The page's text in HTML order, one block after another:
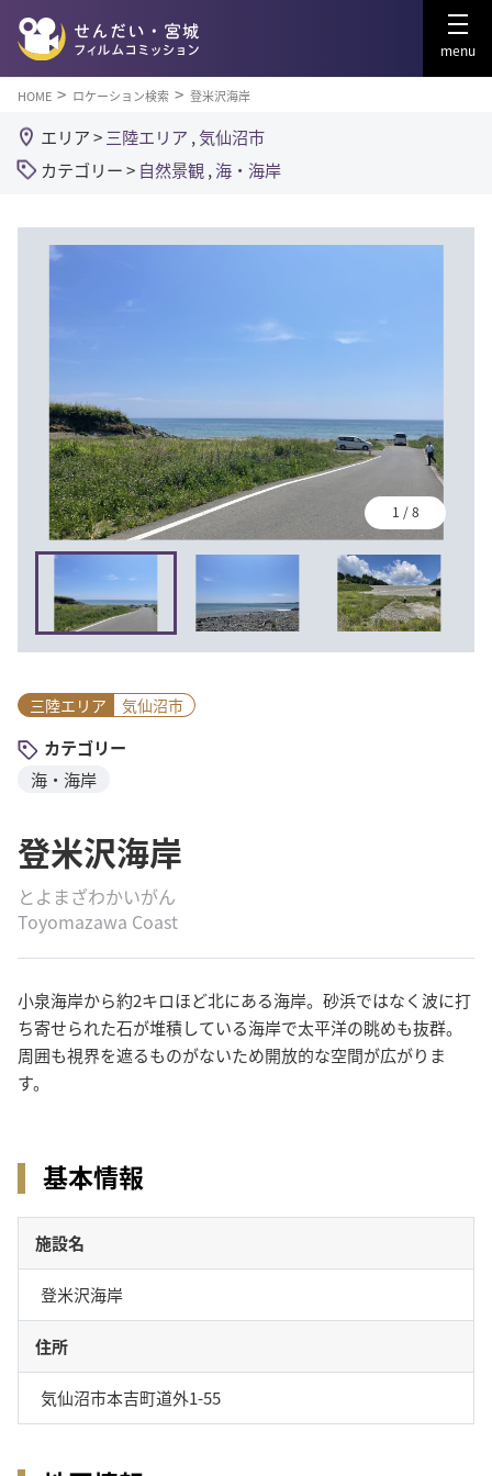
menu
HOME ロケーション検索 登米沢海岸
エリア > 三陸エリア , 気仙沼市
カテゴリー > 自然景観 , 海・海岸
1 /8
三陸エリア 気仙沼市
カテゴリー
海・海岸
登米沢海岸
とよまざわかいがん
Toyomazawa Coast
小泉海岸から約2キロほど北にある海岸。砂浜ではなく波に打
ち寄せられた石が堆積している海岸で太平洋の眺めも抜群。
周囲も視界を遮るものがないため開放的な空間が広がりま
す。
基本情報
施設名
登米沢海岸
住所
気仙沼市本吉町道外1-55